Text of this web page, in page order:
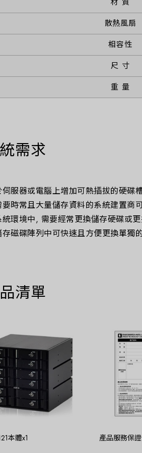
散熱風扇
相容性
尺 寸
重 量
需求
伺服器或電腦上增加可熱插拔的硬碟
要時常且大量儲存資料的系統建置商
統環境中, 需要經常更換儲存硬碟或
存磁碟陣列中可快速且方便更換單獨
清單
本體x1 產品服務保證